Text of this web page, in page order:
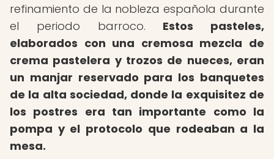
refinamiento de la nobleza española durante
el periodo barroco. Estos pasteles,
elaborados con una cremosa mezcla de
crema pastelera y trozos de nueces, eran
un manjar reservado para los banquetes
de la alta sociedad, donde la exquisitez de
los postres era tan importante como la
pompa y el protocolo que rodeaban a la
mesa.